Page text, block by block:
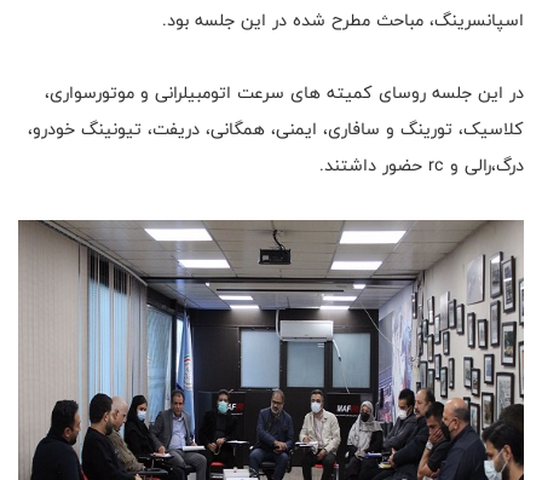
اسپانسرینگ، مباحث مطرح شده در این جلسه بود.
در این جلسه روسای کمیته های سرعت اتومبیلرانی و موتورسواری،
کلاسیک، تورینگ و سافاری، ایمنی، همگانی، دریفت، تیونینگ خودرو،
درگ،رالی و rc حضور داشتند.